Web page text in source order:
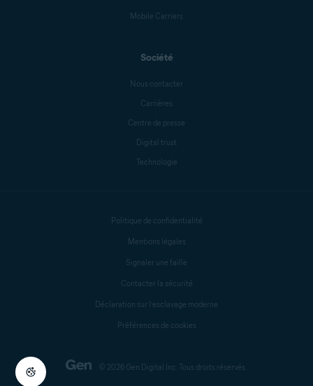
Mobile Carriers
Société
Nous contacter
Carrières
Centre de presse
Digital trust
Technologie
© 2026 Gen Digital Inc. Tous droits réservés.
Politique de confidentialité
Mentions légales
Signaler une faille
Contacter la sécurité
Déclaration sur l’esclavage moderne
Préférences de cookies